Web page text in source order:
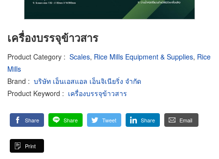
เครื่องบรรจุข้าวสาร
Product Category : Scales, Rice Mills Equipment & Supplies, Rice
Mills
Brand : บริษัท เอ็นเอสแอล เอ็นจิเนียริ่ง จำกัด
Product Keyword : เครื่องบรรจุข้าวสาร
Share Share Tweet Share Email
Print